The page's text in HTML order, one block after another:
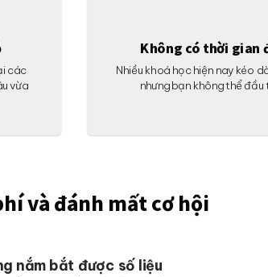
các
vừa
Không có thời gian
Nhiều khoá học hiện nay kéo
nhưng bạn không thể
và đánh mất cơ hội
nắm bắt được số liệu